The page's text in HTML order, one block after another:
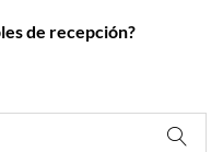
de recepción?